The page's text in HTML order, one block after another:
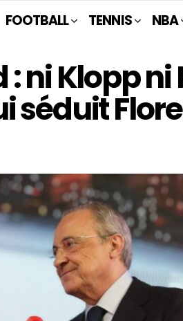
FOOTBALL TENNIS NBA
: ni Klopp
séduit